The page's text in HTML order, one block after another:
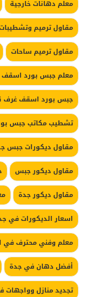
معلم دهانات خارجية
مقاول ترميم
مقاول ترميم ساحات
معلم جبس بورد اسقف
جبس بورد اسقف غرف
تشطيب مكاتب جبس
مقاول ديكورات جبس
مقاول ديكور جبس
مقاول ديكور جدة
اسعار الديكورات في
معلم وفني محترف في
أفضل دهان في جدة
تجديد منازل وواجهات